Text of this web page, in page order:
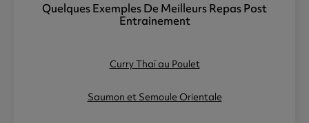
Quelques Exemples De Meilleurs Repas Post
Entrainement
Curry Thaï au Poulet
Saumon et Semoule Orientale